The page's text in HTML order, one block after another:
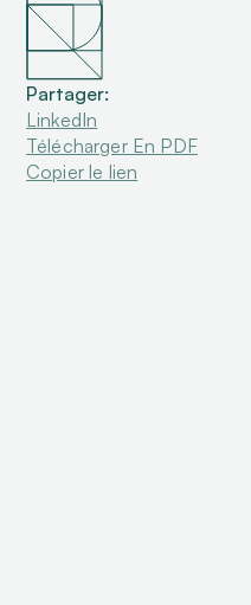
Partager:
LinkedIn
Télécharger En PDF
Copier le lien